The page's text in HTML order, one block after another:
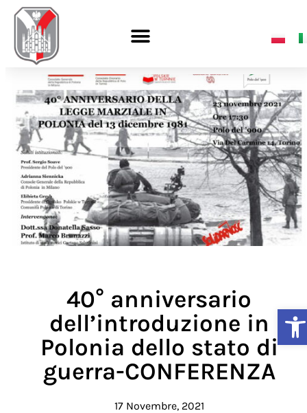
40° anniversario
dell’introduzione in
Polonia dello stato di
guerra-CONFERENZA
17 Novembre, 2021